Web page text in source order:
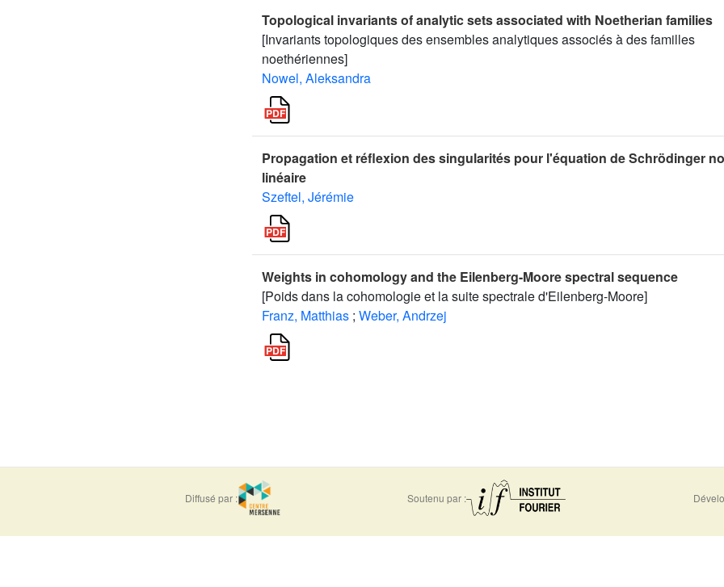
Topological invariants of analytic sets associated with Noetherian families
[Invariants topologiques des ensembles analytiques associés à des familles
noethériennes]
Nowel, Aleksandra
Propagation et réflexion des singularités pour l'équation de Schrödinger
linéaire
Szeftel, Jérémie
Weights in cohomology and the Eilenberg-Moore spectral sequence
[Poids dans la cohomologie et la suite spectrale d'Eilenberg-Moore]
Franz, Matthias ; Weber, Andrzej
Diffusé par : Soutenu par :